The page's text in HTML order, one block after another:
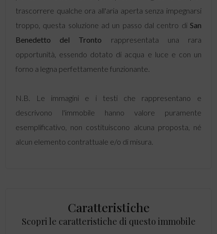
trascorrere qualche ora all'aria aperta senza impegnarsi
troppo, questa soluzione ad un passo dal centro di San
Benedetto del Tronto rappresentata una rara
opportunità, essendo dotato di acqua e luce e con un
forno a legna perfettamente funzionante.
N.B. Le immagini e i testi che rappresentano e
descrivono l'immobile hanno valore puramente
esemplificativo, non costituiscono alcuna proposta, né
alcun elemento contrattuale e/o di misura.
Caratteristiche
Scopri le caratteristiche di questo immobile